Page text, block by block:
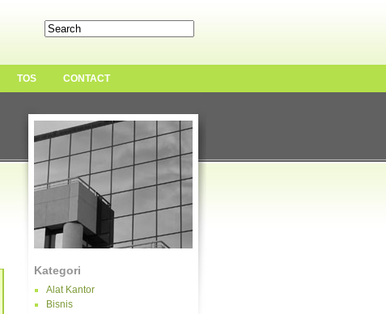
TOS CONTACT
Kategori
Alat Kantor
Bisnis